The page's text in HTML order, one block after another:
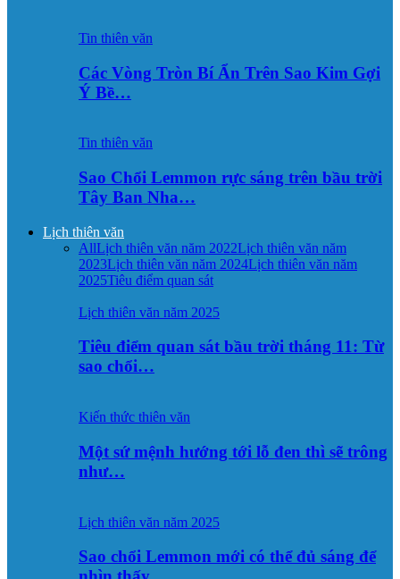
Tin thiên văn
Các Vòng Tròn Bí Ẩn Trên Sao Kim Gợi
Ý Bề…
Tin thiên văn
Sao Chổi Lemmon rực sáng trên bầu trời
Tây Ban Nha…
Lịch thiên văn
AllLịch thiên văn năm 2022Lịch thiên văn năm
2023Lịch thiên văn năm 2024Lịch thiên văn năm
2025Tiêu điểm quan sát
Lịch thiên văn năm 2025
Tiêu điểm quan sát bầu trời tháng 11: Từ
sao chổi…
Kiến thức thiên văn
Một sứ mệnh hướng tới lỗ đen thì sẽ trông
như…
Lịch thiên văn năm 2025
Sao chổi Lemmon mới có thể đủ sáng để